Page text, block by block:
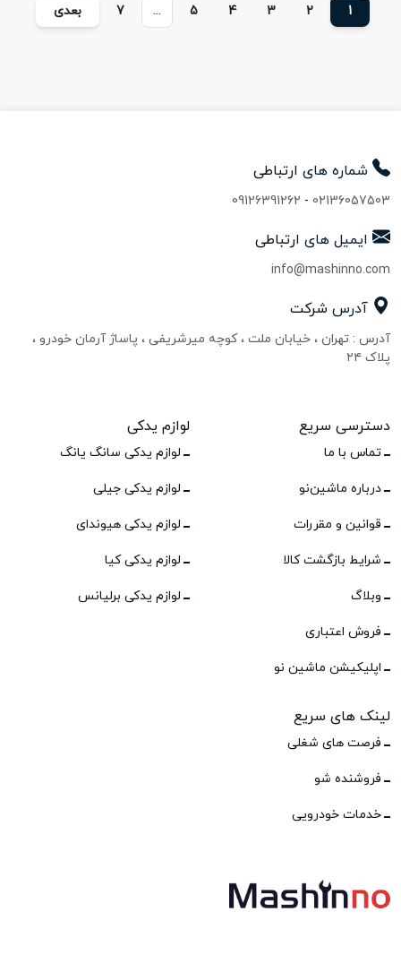
1
2
3
4
5
...
7 بعدی
شماره های ارتباطی
02136057503
-
09126391262
ایمیل های ارتباطی
info@mashinno.com
آدرس شرکت
آدرس : تهران ، خیابان ملت ، کوچه میرشریفی ، پاساژ آرمان خودرو ،
پلاک ۲۴
دسترسی سریع
تماس با ما
درباره ماشین‌نو
قوانین و مقررات
شرایط بازگشت کالا
وبلاگ
فروش اعتباری
اپلیکیشن ماشین نو
لوازم یدکی
لوازم یدکی سانگ یانگ
لوازم یدکی جیلی
لوازم یدکی هیوندای
لوازم یدکی کیا
لوازم یدکی برلیانس
لینک های سریع
فرصت های شغلی
فروشنده شو
خدمات خودرویی